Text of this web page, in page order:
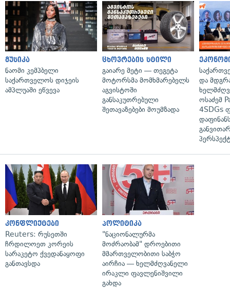
მუსიკა
ნაომი კემპბელი
საქართველოს დიჯეის
ამპლუაში ეწვევა
ცხოვრების სტილი
გაიარე მეტი — თეგეტა
მოტორსმა მომხმარებელს
აგვისტოში
განსაკუთრებული
შეთავაზებები მოუმზადა
და
ოსაძემ
4SDGs
კონფლიქტები
Reuters: რუსეთში
ჩრდილოეთ კორეის
სარაკეტო ქვედანაყოფი
განთავსდა
პოლიტიკა
"ნაციონალურმა
მოძრაობამ" დროებითი
მმართველობითი საბჭო
აირჩია — ხელმძღვანელი
ირაკლი ფავლენიშვილი
გახდა